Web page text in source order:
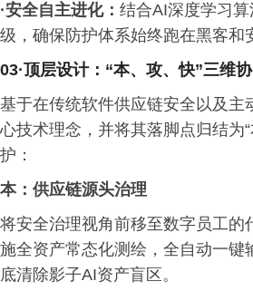
·安全自主进化： 结合AI深度学习
级，确保防护体系始终跑在黑客和
03·顶层设计： “本、攻、快”三维
基于在传统软件供应链安全以及主
心技术理念，并将其落脚点归结为
护：
本：供应链源头治理
将安全治理视角前移至数字员工
施全资产常态化测绘，全自动一
底清除影子AI资产盲区。